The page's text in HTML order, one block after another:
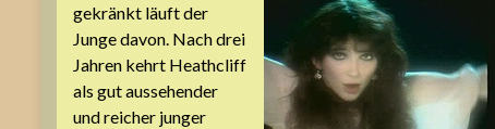
gekränkt läuft der
Junge davon. Nach drei
Jahren kehrt Heathcliff
als gut aussehender
und reicher junger